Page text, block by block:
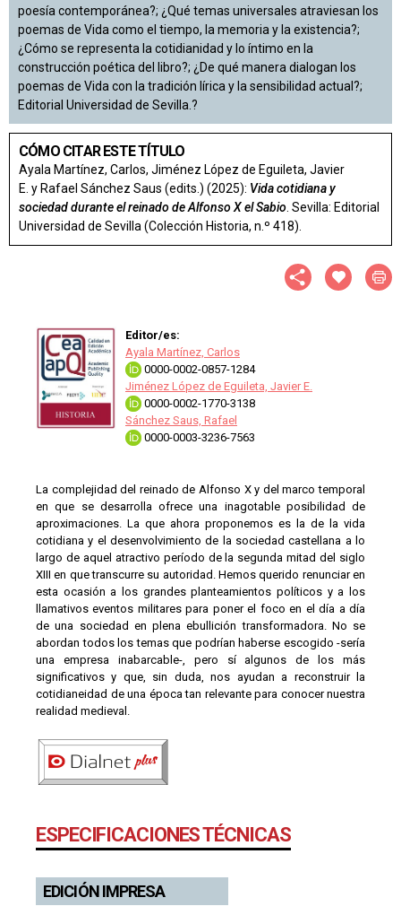
poesía contemporánea?; ¿Qué temas universales atraviesan los
poemas de Vida como el tiempo, la memoria y la existencia?;
¿Cómo se representa la cotidianidad y lo íntimo en la
construcción poética del libro?; ¿De qué manera dialogan los
poemas de Vida con la tradición lírica y la sensibilidad actual?;
Editorial Universidad de Sevilla.?
CÓMO CITAR ESTE TÍTULO
Ayala Martínez, Carlos, Jiménez López de Eguileta, Javier
E. y Rafael Sánchez Saus (edits.) (2025): Vida cotidiana y
sociedad durante el reinado de Alfonso X el Sabio . Sevilla: Editorial
Universidad de Sevilla (Colección Historia, n.º 418).
Editor/es:
Ayala Martínez, Carlos
0000-0002-0857-1284
Jiménez López de Eguileta, Javier E.
0000-0002-1770-3138
Sánchez Saus, Rafael
0000-0003-3236-7563
La complejidad del reinado de Alfonso X y del marco temporal
en que se desarrolla ofrece una inagotable posibilidad de
aproximaciones. La que ahora proponemos es la de la vida
cotidiana y el desenvolvimiento de la sociedad castellana a lo
largo de aquel atractivo período de la segunda mitad del siglo
XIII en que transcurre su autoridad. Hemos querido renunciar en
esta ocasión a los grandes planteamientos políticos y a los
llamativos eventos militares para poner el foco en el día a día
de una sociedad en plena ebullición transformadora. No se
abordan todos los temas que podrían haberse escogido -sería
una empresa inabarcable-, pero sí algunos de los más
significativos y que, sin duda, nos ayudan a reconstruir la
cotidianeidad de una época tan relevante para conocer nuestra
realidad medieval.
ESPECIFICACIONES TÉCNICAS
EDICIÓN IMPRESA